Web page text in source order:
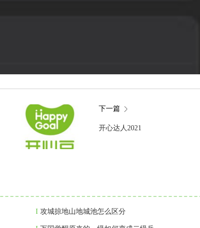
下一篇
开心达人2021
I 攻城掠地山地城池怎么区分